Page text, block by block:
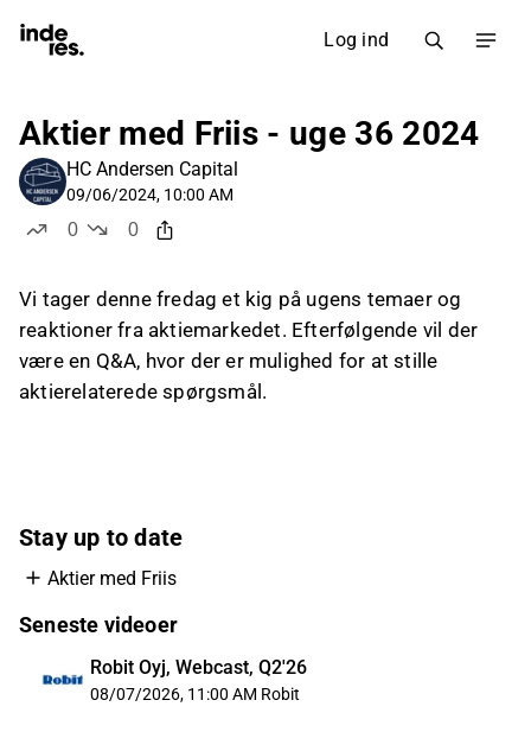
Log ind
Aktier med Friis - uge 36 2024
HC Andersen Capital
09/06/2024, 10:00 AM
0
0
Vi tager denne fredag et kig på ugens temaer og
reaktioner fra aktiemarkedet. Efterfølgende vil der
være en Q&A, hvor der er mulighed for at stille
aktierelaterede spørgsmål.
Stay up to date
Aktier med Friis
Seneste videoer
Robit Oyj, Webcast, Q2'26
08/07/2026, 11:00 AM Robit